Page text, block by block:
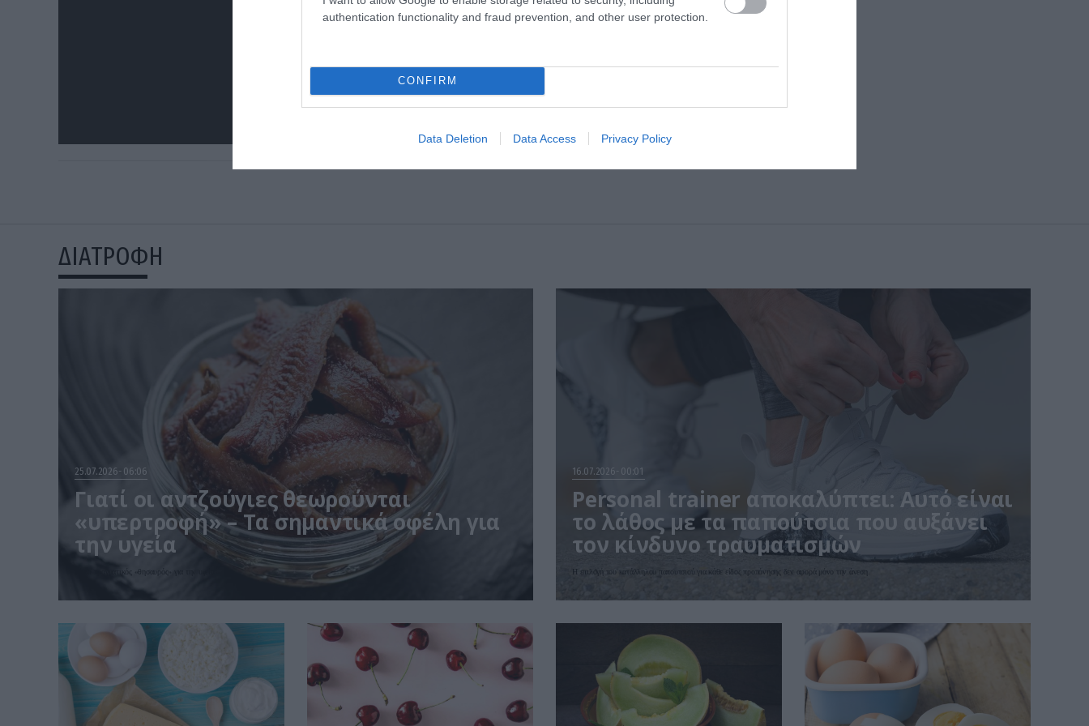
authentication functionality and fraud prevention, and other user protection.
CONFIRM
Data Deletion Data Access Privacy Policy
ΔΙΑΤΡΟΦΗ
25.07.2026 06:06
Γιατί οι αντζούγιες θεωρούνται
«υπερτροφή» – Τα σημαντικά οφέλη για
την υγεία
Είναι πραγματικός «θησαυρός» για την υγεία
16.07.2026 00:01
Personal trainer αποκαλύπτει: Αυτό είναι
το λάθος με τα παπούτσια που αυξάνει
τον κίνδυνο τραυματισμών
Η επιλογή του κατάλληλου παπουτσιού για κάθε είδος προπόνησης δεν αφορά μόνο την άνεση